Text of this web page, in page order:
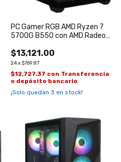
PC Gamer RGB AMD Ryzen 7
5700G B550 con AMD Radeon
$13,121.00
24x $769.87
$12,727.37 con Transferencia
o depósito bancario
¡Solo quedan 3 en stock!